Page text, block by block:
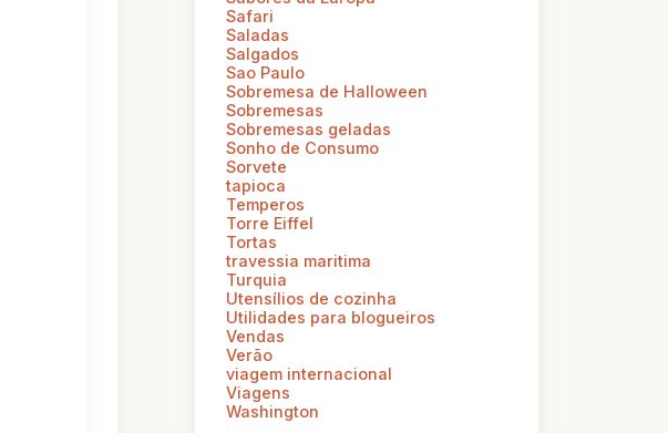
Safari
Saladas
Salgados
Sao Paulo
Sobremesa de Halloween
Sobremesas
Sobremesas geladas
Sonho de Consumo
Sorvete
tapioca
Temperos
Torre Eiffel
Tortas
travessia maritima
Turquia
Utensílios de cozinha
Utilidades para blogueiros
Vendas
Verão
viagem internacional
Viagens
Washington